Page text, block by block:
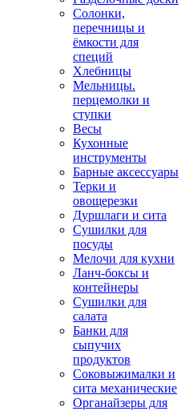
Солонки,
перечницы и
ёмкости для
специй
Хлебницы
Мельницы.
перцемолки и
ступки
Весы
Кухонные
инструменты
Барные аксессуары
Терки и
овощерезки
Дуршлаги и сита
Сушилки для
посуды
Мелочи для кухни
Ланч-боксы и
контейнеры
Сушилки для
салата
Банки для
сыпучих
продуктов
Соковыжималки и
сита механические
Органайзеры для